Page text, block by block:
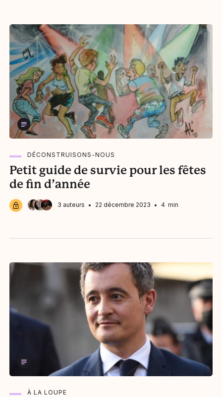
DÉCONSTRUISONS-NOUS
Petit guide de survie pour les fêtes
de fin d’année
3 auteurs
Nina Gheddar22 décembre 2023 4 min
À LA LOUPE